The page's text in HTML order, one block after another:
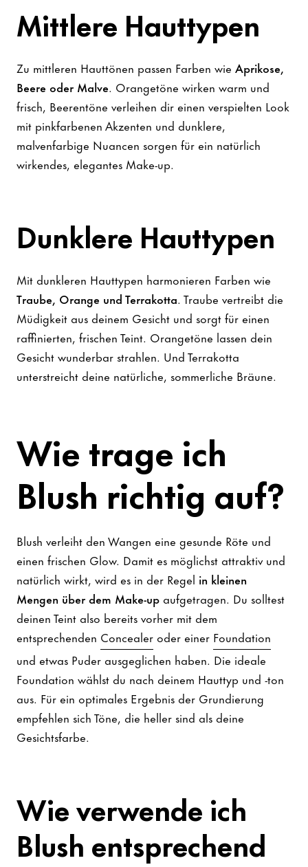
Mittlere Hauttypen
Zu mittleren Hauttönen passen Farben wie Aprikose,
Beere oder Malve. Orangetöne wirken warm und
frisch, Beerentöne verleihen dir einen verspielten Look
mit pinkfarbenen Akzenten und dunklere,
malvenfarbige Nuancen sorgen für ein natürlich
wirkendes, elegantes Make-up.
Dunklere Hauttypen
Mit dunkleren Hauttypen harmonieren Farben wie
Traube, Orange und Terrakotta. Traube vertreibt die
Müdigkeit aus deinem Gesicht und sorgt für einen
raffinierten, frischen Teint. Orangetöne lassen dein
Gesicht wunderbar strahlen. Und Terrakotta
unterstreicht deine natürliche, sommerliche Bräune.
Wie trage ich
Blush richtig auf?
Blush verleiht den Wangen eine gesunde Röte und
einen frischen Glow. Damit es möglichst attraktiv und
natürlich wirkt, wird es in der Regel in kleinen
Mengen über dem Make-up aufgetragen. Du solltest
deinen Teint also bereits vorher mit dem
entsprechenden Concealer oder einer Foundation
und etwas Puder ausgeglichen haben. Die ideale
Foundation wählst du nach deinem Hauttyp und -ton
aus. Für ein optimales Ergebnis der Grundierung
empfehlen sich Töne, die heller sind als deine
Gesichtsfarbe.
Wie verwende ich
Blush entsprechend